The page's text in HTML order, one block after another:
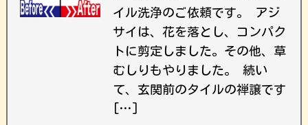
イル洗浄のご依頼です。 アジ
サイは、花を落とし、コンパク
トに剪定しました。その他、草
むしりもやりました。 続い
て、玄関前のタイルの禅譲です
[…]